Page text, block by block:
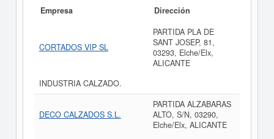
Empresa Dirección
CORTADOS VIP SL
PARTIDA PLA DE
SANT JOSEP, 81,
03293, Elche/Elx,
ALICANTE
INDUSTRIA CALZADO.
DECO CALZADOS S.L.
PARTIDA ALZABARAS
ALTO, S/N, 03290,
Elche/Elx, ALICANTE